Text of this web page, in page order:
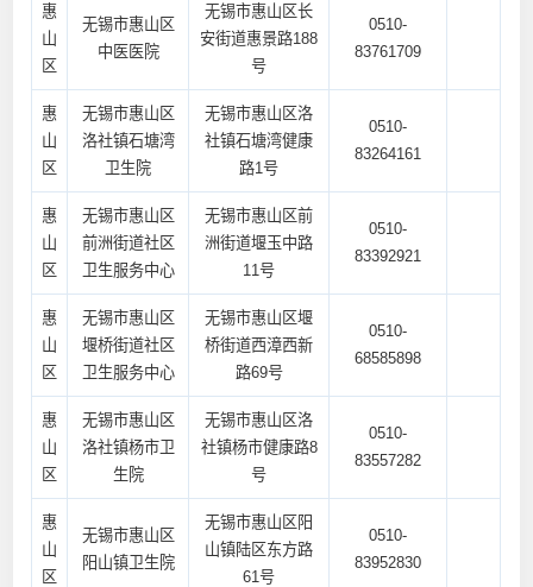
惠
山
区
无锡市惠山区
中医医院
无锡市惠山区长
安街道惠景路188
号
0510-
83761709
惠
山
区
无锡市惠山区
洛社镇石塘湾
卫生院
无锡市惠山区洛
社镇石塘湾健康
路1号
0510-
83264161
惠
山
区
无锡市惠山区
前洲街道社区
卫生服务中心
无锡市惠山区前
洲街道堰玉中路
11号
0510-
83392921
惠
山
区
无锡市惠山区
堰桥街道社区
卫生服务中心
无锡市惠山区堰
桥街道西漳西新
路69号
0510-
68585898
惠
山
区
无锡市惠山区
洛社镇杨市卫
生院
无锡市惠山区洛
社镇杨市健康路8
号
0510-
83557282
惠
山
区
无锡市惠山区
阳山镇卫生院
无锡市惠山区阳
山镇陆区东方路
61号
0510-
83952830